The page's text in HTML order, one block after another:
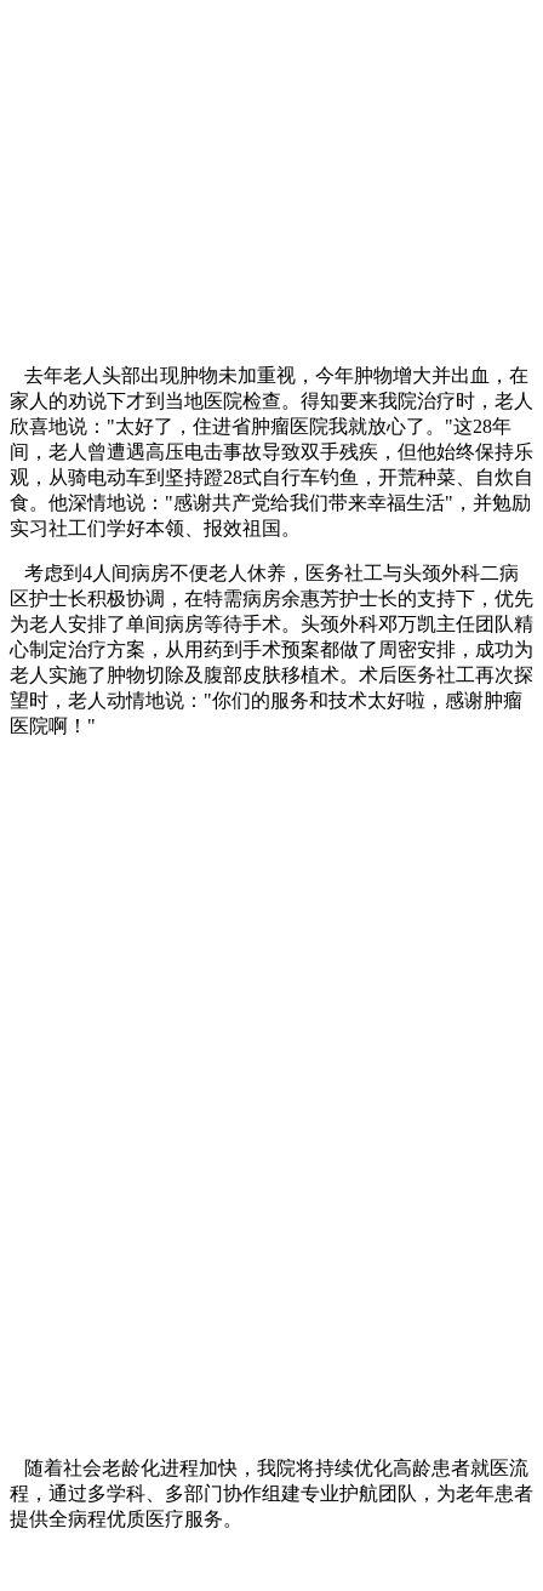
去年老人头部出现肿物未加重视，今年肿物增大并出血，在
家人的劝说下才到当地医院检查。得知要来我院治疗时，老人
欣喜地说："太好了，住进省肿瘤医院我就放心了。"这28年
间，老人曾遭遇高压电击事故导致双手残疾，但他始终保持乐
观，从骑电动车到坚持蹬28式自行车钓鱼，开荒种菜、自炊自
食。他深情地说："感谢共产党给我们带来幸福生活"，并勉励
实习社工们学好本领、报效祖国。
考虑到4人间病房不便老人休养，医务社工与头颈外科二病
区护士长积极协调，在特需病房余惠芳护士长的支持下，优先
为老人安排了单间病房等待手术。头颈外科邓万凯主任团队精
心制定治疗方案，从用药到手术预案都做了周密安排，成功为
老人实施了肿物切除及腹部皮肤移植术。术后医务社工再次探
望时，老人动情地说："你们的服务和技术太好啦，感谢肿瘤
医院啊！"
随着社会老龄化进程加快，我院将持续优化高龄患者就医流
程，通过多学科、多部门协作组建专业护航团队，为老年患者
提供全病程优质医疗服务。